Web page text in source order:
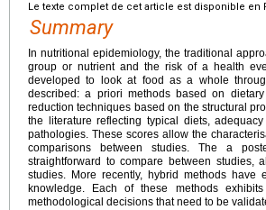
Le texte complet de cet article est disponible en
Summary
In nutritional epidemiology, the traditional
group or nutrient and the risk of a health
developed to look at food as a whole
described: a priori methods based on
reduction techniques based on the structural
the literature reflecting typical diets,
pathologies. These scores allow the
comparisons between studies. The a
straightforward to compare between studies,
studies. More recently, hybrid methods have
knowledge. Each of these methods
methodological decisions that need to be